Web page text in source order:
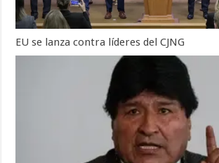
EU se lanza contra líderes del CJNG